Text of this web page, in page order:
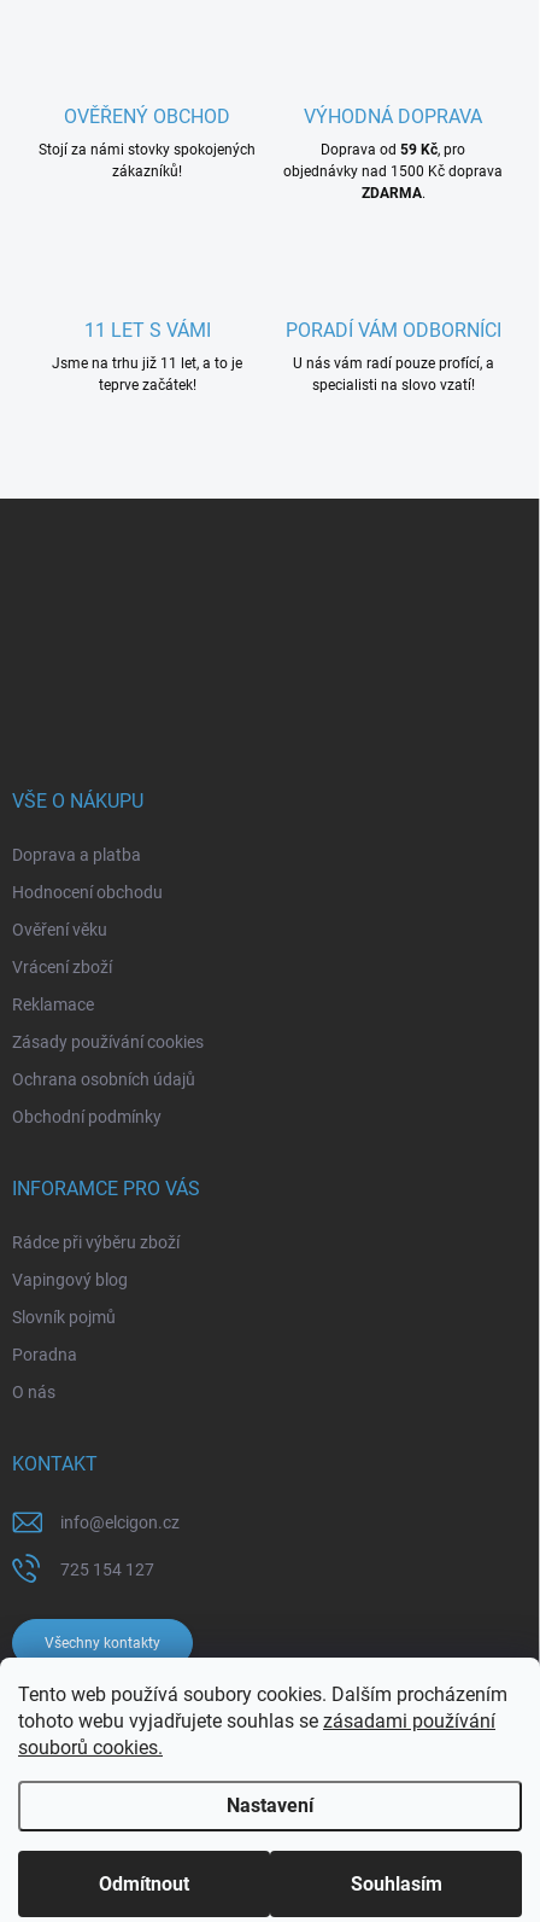
Tento web používá soubory cookies. Dalším procházením
tohoto webu vyjadřujete souhlas se zásadami používání
souborů cookies.
Nastavení
Odmítnout Souhlasím
OVĚŘENÝ OBCHOD
Stojí za námi stovky spokojených
zákazníků!
VÝHODNÁ DOPRAVA
Doprava od 59 Kč, pro
objednávky nad 1500 Kč doprava
ZDARMA.
11 LET S VÁMI
Jsme na trhu již 11 let, a to je
teprve začátek!
PORADÍ VÁM ODBORNÍCI
U nás vám radí pouze profící, a
specialisti na slovo vzatí!
VŠE O NÁKUPU
Doprava a platba
Hodnocení obchodu
Ověření věku
Vrácení zboží
Reklamace
Zásady používání cookies
Ochrana osobních údajů
Obchodní podmínky
INFORAMCE PRO VÁS
Rádce při výběru zboží
Vapingový blog
Slovník pojmů
Poradna
O nás
KONTAKT
info@elcigon.cz
725 154 127
Všechny kontakty
Copyright 2026Elcigon.cz. Všechna práva vyhrazena.Upravit nastavení
cookies